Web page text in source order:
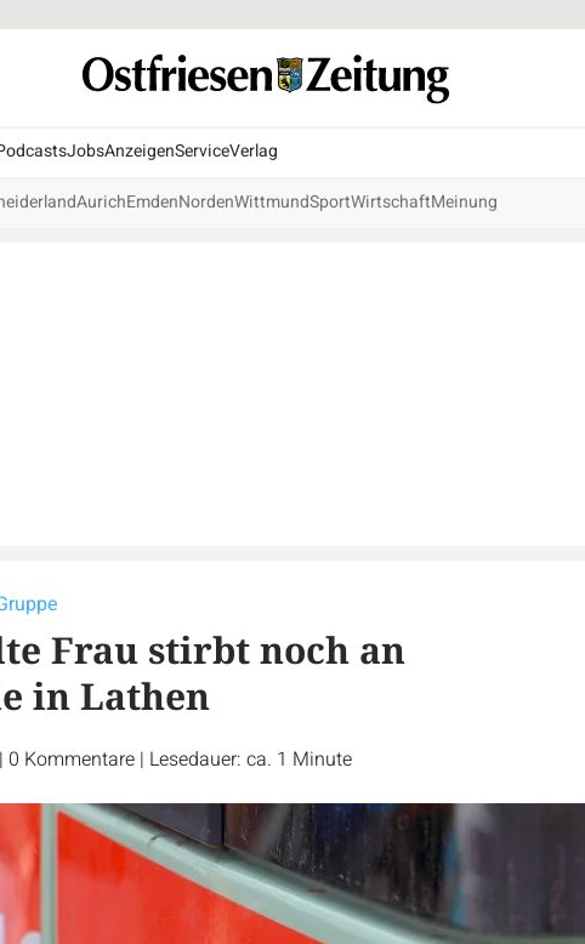
JobsAnzeigenServiceVerlag
AurichEmdenNordenWittmundSportWirtschaftMeinung
Frau stirbt noch an
in Lathen
| 0 Kommentare | Lesedauer: ca. 1 Minute